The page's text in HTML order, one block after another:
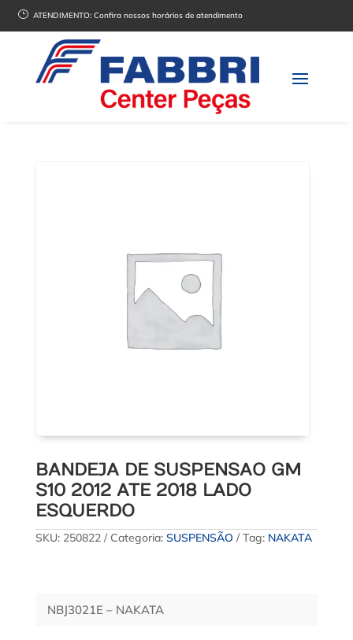
} ATENDIMENTO:Confira nossos horários de atendimento
BANDEJA DE SUSPENSAO GM
S10 2012 ATE 2018 LADO
ESQUERDO
SKU: 250822 Categoria: SUSPENSÃO Tag: NAKATA
NBJ3021E – NAKATA